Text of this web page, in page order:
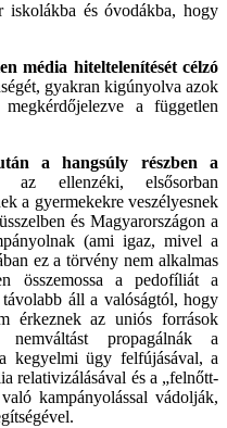
iskolákba és óvodákba, hogy
média hiteltelenítését célzó
gyakran kigúnyolva azok
a független
a hangsúly részben a
az ellenzéki, elsősorban
a gyermekekre veszélyesnek
és Magyarországon a
(ami igaz, mivel a
ez a törvény nem alkalmas
összemossa a pedofíliát a
áll a valóságtól, hogy
érkeznek az uniós források
propagálnák a
kegyelmi ügy felfújásával, a
relativizálásával és a „felnőtt-
kampányolással vádolják,